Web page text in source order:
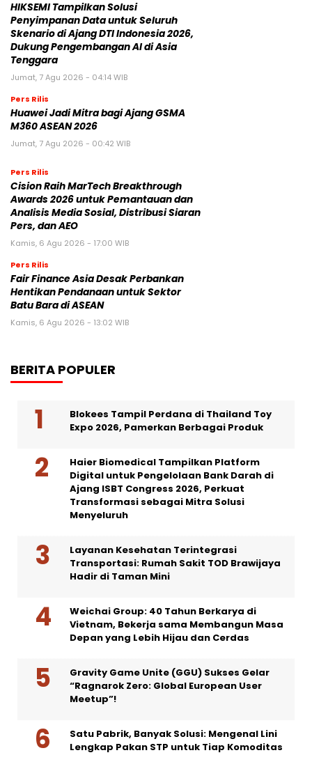
HIKSEMI Tampilkan Solusi
Penyimpanan Data untuk Seluruh
Skenario di Ajang DTI Indonesia 2026,
Dukung Pengembangan AI di Asia
Tenggara
Jumat, 7 Agu 2026 - 04:14 WIB
Pers Rilis
Huawei Jadi Mitra bagi Ajang GSMA
M360 ASEAN 2026
Jumat, 7 Agu 2026 - 00:42 WIB
Pers Rilis
Cision Raih MarTech Breakthrough
Awards 2026 untuk Pemantauan dan
Analisis Media Sosial, Distribusi Siaran
Pers, dan AEO
Kamis, 6 Agu 2026 - 17:00 WIB
Pers Rilis
Fair Finance Asia Desak Perbankan
Hentikan Pendanaan untuk Sektor
Batu Bara di ASEAN
Kamis, 6 Agu 2026 - 13:02 WIB
BERITA POPULER
Blokees Tampil Perdana di Thailand Toy
Expo 2026, Pamerkan Berbagai Produk
Haier Biomedical Tampilkan Platform
Digital untuk Pengelolaan Bank Darah di
Ajang ISBT Congress 2026, Perkuat
Transformasi sebagai Mitra Solusi
Menyeluruh
Layanan Kesehatan Terintegrasi
Transportasi: Rumah Sakit TOD Brawijaya
Hadir di Taman Mini
Weichai Group: 40 Tahun Berkarya di
Vietnam, Bekerja sama Membangun Masa
Depan yang Lebih Hijau dan Cerdas
Gravity Game Unite (GGU) Sukses Gelar
“Ragnarok Zero: Global European User
Meetup”!
Satu Pabrik, Banyak Solusi: Mengenal Lini
Lengkap Pakan STP untuk Tiap Komoditas